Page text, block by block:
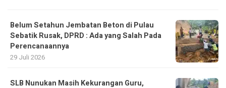
Belum Setahun Jembatan Beton di Pulau
Sebatik Rusak, DPRD : Ada yang Salah Pada
Perencanaannya
29 Juli 2026
SLB Nunukan Masih Kekurangan Guru,